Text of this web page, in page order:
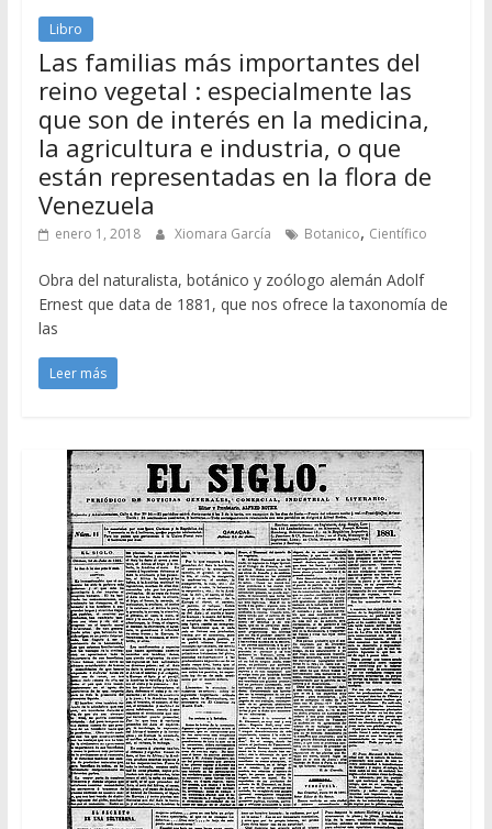
Libro
Las familias más importantes del
reino vegetal : especialmente las
que son de interés en la medicina,
la agricultura e industria, o que
están representadas en la flora de
Venezuela
enero 1, 2018 Xiomara García Botanico, Científico
Obra del naturalista, botánico y zoólogo alemán Adolf
Ernest que data de 1881, que nos ofrece la taxonomía de
las
Leer más